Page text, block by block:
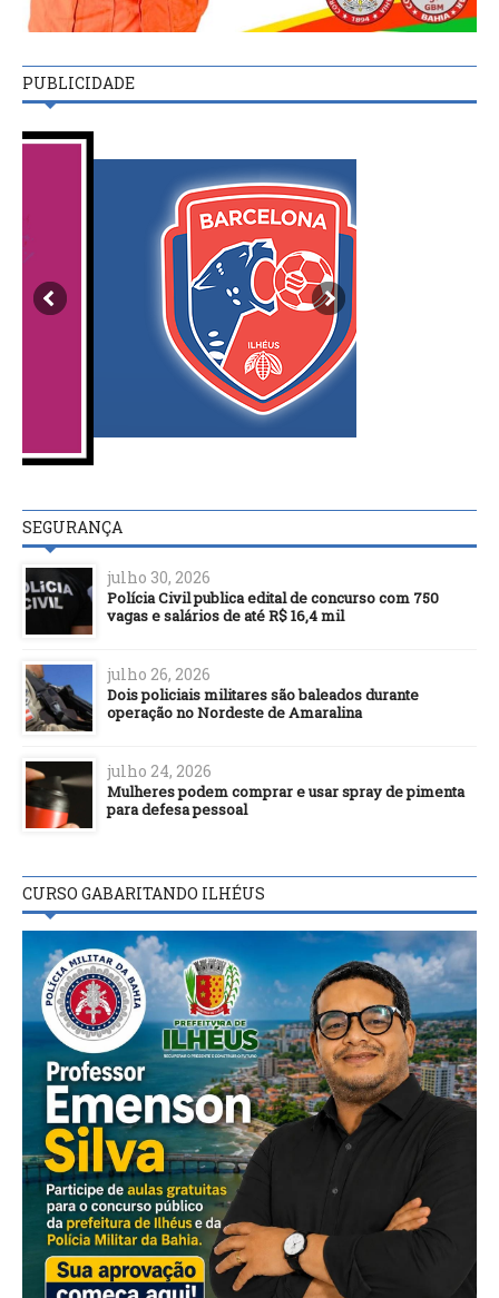
PUBLICIDADE
SEGURANÇA
julho 30, 2026
Polícia Civil publica edital de concurso com 750
vagas e salários de até R$ 16,4 mil
julho 26, 2026
Dois policiais militares são baleados durante
operação no Nordeste de Amaralina
julho 24, 2026
Mulheres podem comprar e usar spray de pimenta
para defesa pessoal
CURSO GABARITANDO ILHÉUS